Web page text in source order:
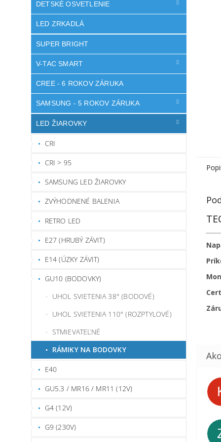
DETSKÉ OSVETLENIE
LED ZRKADLÁ
SUPER BRIGHT
V-TAC SMART
CREE - 6 ROKOV ZÁRUKA
SAMSUNG - 5 ROKOV ZÁRUKA
LED ŽIAROVKY
CRI
CRI > 95
SAMSUNG LED ŽIAROVKY
ZVÝHODNENÉ BALENIA
RETRO LED
E27 (HRUBÝ ZÁVIT)
E14 (ÚZKY ZÁVIT)
GU10 (BODOVKY)
UHOL SVIETENIA 38° (BODOVÉ)
UHOL SVIETENIA 110° (ROZPTYLOVÉ)
STMIEVATEĽNÉ
RÁMIKY NA BODOVKY
E40
GU5.3 / MR16 / MR11 (12V)
G4 (12V)
G9 (230V)